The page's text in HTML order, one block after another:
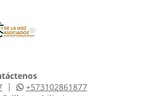
|
+573102861877